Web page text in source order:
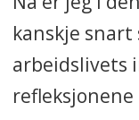
kanskje
arbeidslivets